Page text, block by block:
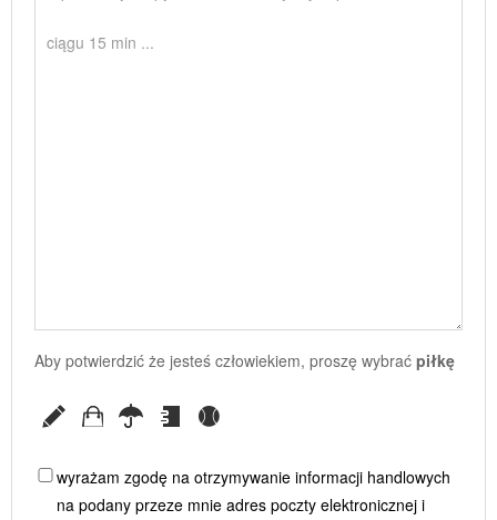
Aby potwierdzić że jesteś człowiekiem, proszę wybrać piłkę
wyrażam zgodę na otrzymywanie informacji handlowych
na podany przeze mnie adres poczty elektronicznej i